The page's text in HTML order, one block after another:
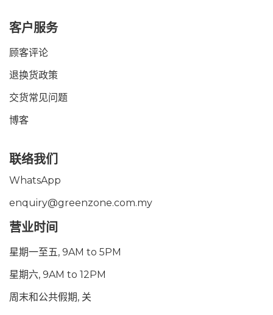
客户服务
顾客评论
退换货政策
交货常见问题
博客
联络我们
WhatsApp
enquiry@greenzone.com.my
营业时间
星期一至五, 9AM to 5PM
星期六, 9AM to 12PM
周末和公共假期, 关